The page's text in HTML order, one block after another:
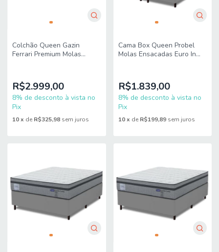
Colchão Queen Gazin
Ferrari Premium Molas
R$2.999,00
8% de desconto à vista no
Pix
10x de R$325,98 sem juros
Cama Box Queen Probel
Molas Ensacadas Euro In
R$1.839,00
8% de desconto à vista no
Pix
10 x de R$199,89 sem juros